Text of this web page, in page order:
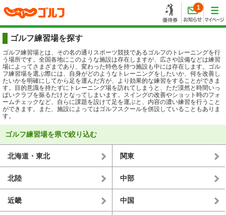
1
ゴルフ練習場を探す
ゴルフ練習場とは、その名の通りスポーツ競技であるゴルフのトレーニングを行
う場所です。全国各地にこのような施設は存在しますが、広さや設備などは練習
場によってさまざまであり、変わった特色を持つ施設も中には存在します。ゴル
フ練習場を選ぶ際には、自身がどのようなトレーニングをしたいか、何を改善し
たいかを明確にしてから足を運んだ方が、より効果的な練習をすることができま
す。目的意識を持たずにトレーニング場を訪れてしまうと、ただ漠然と時間いっ
ぱいクラブを振るだけとなってしまいます。スイングの改善やショット時のフォ
ームチェックなど、自らに課題を設けて足を運ぶと、内容の濃い練習を行うこと
ができます。また、施設によってはゴルフスクールを併設していることもありま
す。
ゴルフ練習場を県で絞り込む
北海道・東北 関東
北陸 中部
近畿 中国